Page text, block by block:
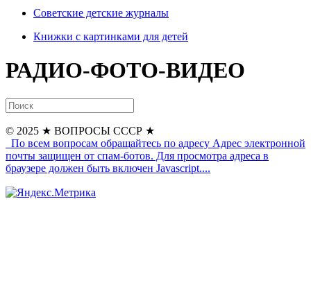
Советские детские журналы
Книжки с картинками для детей
РАДИО-ФОТО-ВИДЕО
© 2025 ★ ВОПРОСЫ СССР ★
По всем вопросам обращайтесь по адресу Адрес электронной
почты защищен от спам-ботов. Для просмотра адреса в
браузере должен быть включен Javascript....